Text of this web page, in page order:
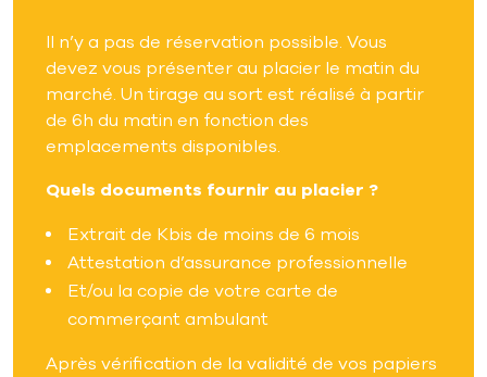
Il n’y a pas de réservation possible. Vous
devez vous présenter au placier le matin du
marché. Un tirage au sort est réalisé à partir
de 6h du matin en fonction des
emplacements disponibles.
Quels documents fournir au placier ?
Extrait de Kbis de moins de 6 mois
Attestation d’assurance professionnelle
Et/ou la copie de votre carte de
commerçant ambulant
Après vérification de la validité de vos papiers